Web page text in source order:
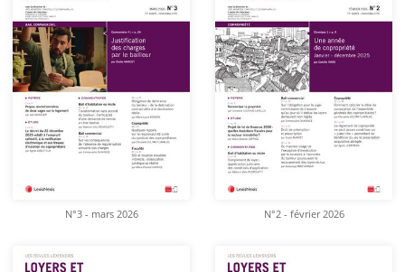
N°3 - mars 2026 N°2 - février 2026